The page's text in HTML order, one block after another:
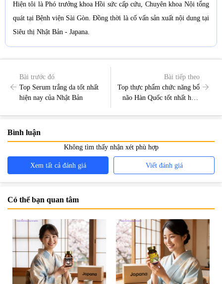
Hiện tôi là Phó trưởng khoa Hồi sức cấp cứu, Chuyên khoa Nội tổng
quát tại Bệnh viện Sài Gòn. Đồng thời là cố vấn sản xuất nội dung tại
Siêu thị Nhật Bản - Japana.
Bài trước đó
Top Serum trắng da tốt nhất
hiện nay của Nhật Bản
Bài tiếp theo
Top thực phẩm chức năng bổ
não Hàn Quốc tốt nhất hiện
Bình luận
Không tìm thấy nhận xét phù hợp
Xem tất cả đánh giá Viết đánh giá
Có thể bạn quan tâm